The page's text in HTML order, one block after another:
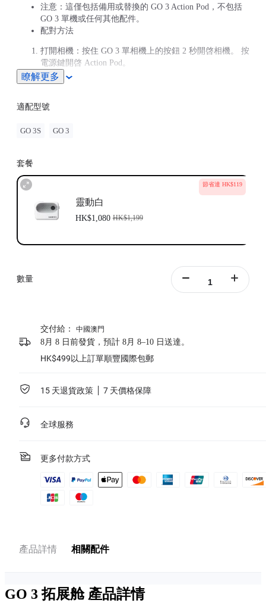
注意：這僅包括備用或替換的 GO 3 Action Pod，不包括
GO 3 單機或任何其他配件。
配對方法
打開相機：按住 GO 3 單相機上的按鈕 2 秒開啓相機。 按
電源鍵開啓 Action Pod。
配對：將 GO 3 單機放入 Action Pod 中。 當 Action Pod
顯示 GO 3 單機的即時預覽時，裝置已成功配對。
韌體。 更新後配對將正常進行。
瞭解更多
適配型號
GO 3S GO 3
套餐
節省達 HK$119
靈動白
HK$1,080 HK$1,199
數量
交付給： 中國澳門
8月 8 日前發貨，預計 8月 8–10 日送達。
HK$499以上訂單順豐國際包郵
15 天退貨政策 7 天價格保障
全球服務
更多付款方式
產品詳情 相關配件
GO 3 拓展舱 產品詳情